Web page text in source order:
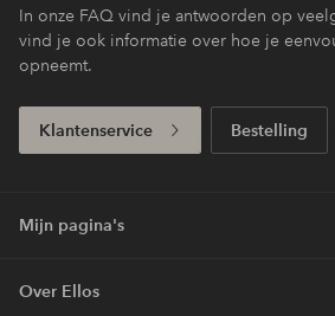
In onze FAQ vind je antwoorden op
vind je ook informatie over hoe je
opneemt.
Klantenservice Bestelling
Mijn pagina's
Over Ellos